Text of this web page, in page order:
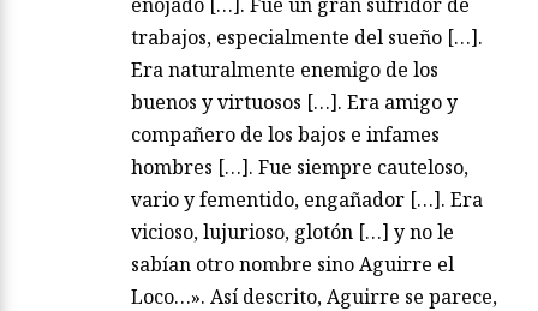
trabajos, especialmente del sueño […].
Era naturalmente enemigo de los
buenos y virtuosos […]. Era amigo y
compañero de los bajos e infames
hombres […]. Fue siempre cauteloso,
vario y fementido, engañador […]. Era
vicioso, lujurioso, glotón […] y no le
sabían otro nombre sino Aguirre el
Loco…». Así descrito, Aguirre se parece,